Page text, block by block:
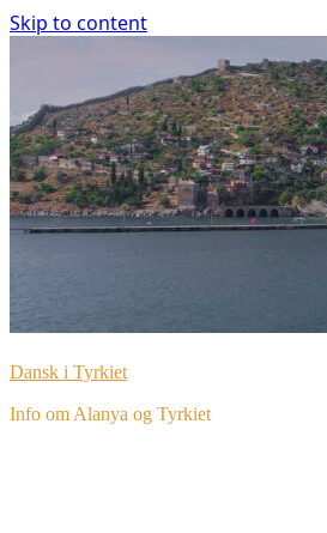
Skip to content
Dansk i Tyrkiet
Info om Alanya og Tyrkiet